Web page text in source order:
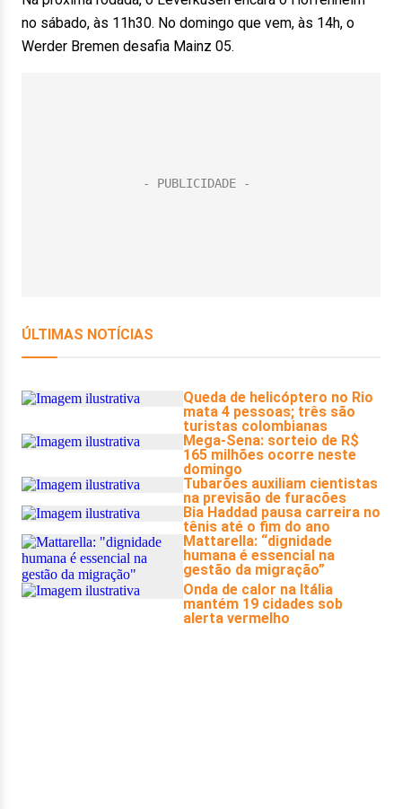
no sábado, às 11h30. No domingo que vem, às 14h, o
Werder Bremen desafia Mainz 05.